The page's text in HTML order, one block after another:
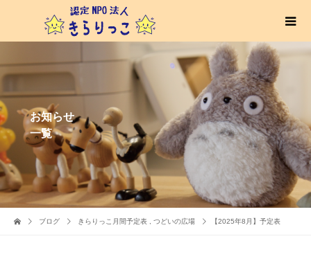
お知らせ
一覧
ブログ きらりっこ月間予定表 つどいの広場 【2025年8月】予定表